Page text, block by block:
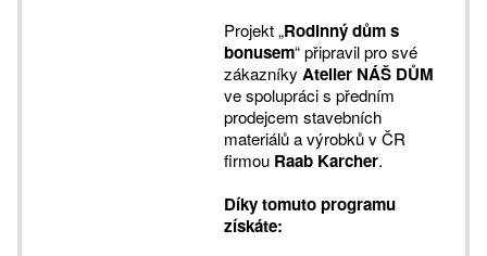
Projekt „Rodinný dům s
bonusem“ připravil pro své
zákazníky Atelier NÁŠ DŮM
ve spolupráci s předním
prodejcem stavebních
materiálů a výrobků v ČR
firmou Raab Karcher.
Díky tomuto programu
získáte: